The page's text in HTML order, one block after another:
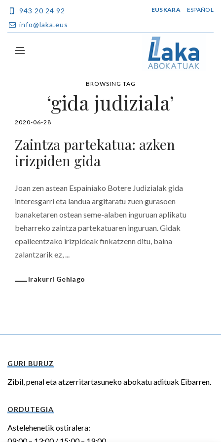
943 20 24 92
info@laka.eus
EUSKARA ESPAÑOL
BROWSING TAG
‘gida judiziala’
2020-06-28
Zaintza partekatua: azken
irizpiden gida
Joan zen astean Espainiako Botere Judizialak gida
interesgarri eta landua argitaratu zuen gurasoen
banaketaren ostean seme-alaben inguruan aplikatu
beharreko zaintza partekatuaren inguruan. Gidak
epaileentzako irizpideak finkatzenn ditu, baina
zalantzarik ez, ...
Irakurri Gehiago
GURI BURUZ
Zibil, penal eta atzerritartasuneko abokatu adituak Eibarren.
ORDUTEGIA
Astelehenetik ostiralera: